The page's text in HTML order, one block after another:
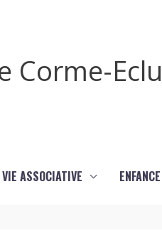
Corme-
VIE ASSOCIATIVE